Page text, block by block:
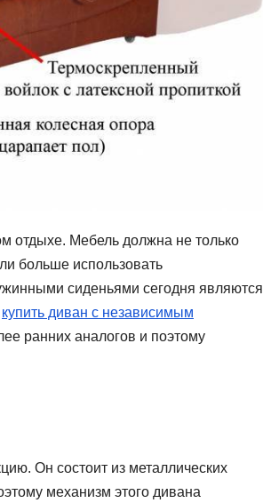
отдыхе. Мебель должна не только
больше использовать
сиденьями сегодня являются
купить диван с независимым
ранних аналогов и поэтому
Он состоит из металлических
механизм этого дивана